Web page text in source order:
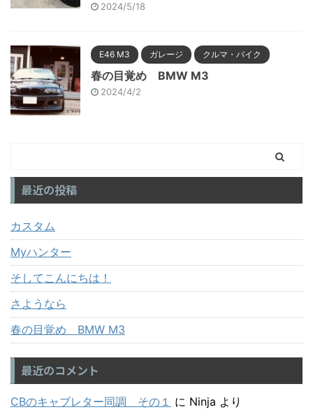
2024/5/18
E46 M3 ガレージ クルマ・バイク
春の目覚め BMW M3
2024/4/2
最近の投稿
カスタム
Myハンター
そしてこんにちは！
さようなら
春の目覚め BMW M3
最近のコメント
CBのキャブレター同調 その１ に Ninja より